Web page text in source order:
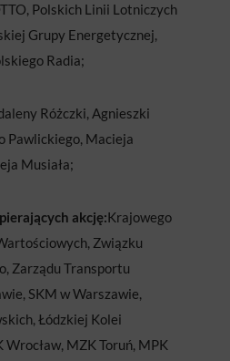
Polskich Linii Lotniczych
Grupy Energetycznej,
Radia;
Różczki, Agnieszki
Pawlickiego, Macieja
Musiała;
akcję:Krajowego
Związku
Zarządu Transportu
SKM w Warszawie,
Łódzkiej Kolei
MZK Toruń, MPK